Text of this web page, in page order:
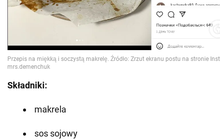
Składniki:
makrela
sos sojowy